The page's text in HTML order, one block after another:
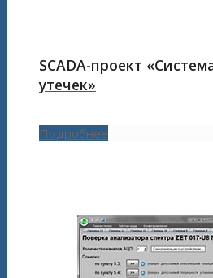
SCADA-проект
утечек»
Подробнее